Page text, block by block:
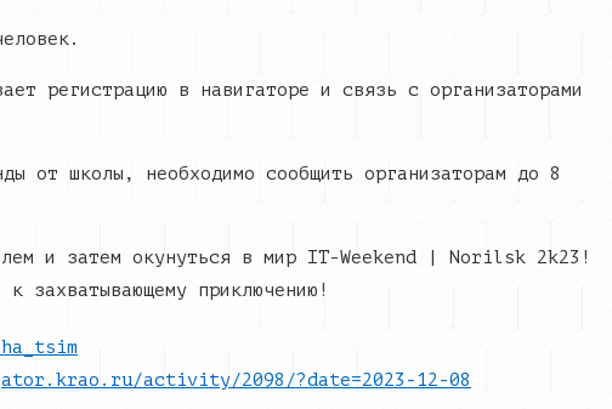
регистрацию в навигаторе и связь с организаторами
от школы, необходимо сообщить организаторам до 8
и затем окунуться в мир IT-Weekend | Norilsk 2k23!
захватывающему приключению!
activity/2098/?date=2023-12-08